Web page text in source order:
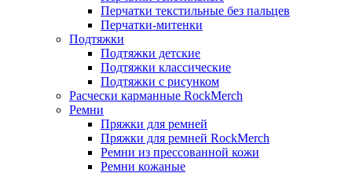
Перчатки текстильные без пальцев
Перчатки-митенки
Подтяжки
Подтяжки детские
Подтяжки классические
Подтяжки с рисунком
Расчески карманные RockMerch
Ремни
Пряжки для ремней
Пряжки для ремней RockMerch
Ремни из прессованной кожи
Ремни кожаные